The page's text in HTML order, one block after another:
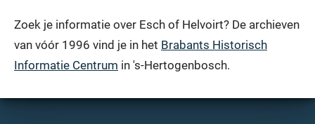
Zoek je informatie over Esch of Helvoirt? De archieven
van vóór 1996 vind je in het Brabants Historisch
Informatie Centrum in 's-Hertogenbosch.